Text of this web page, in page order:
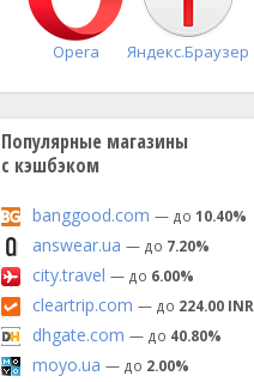
Opera Яндекс.Браузер
Популярные магазины
с кэшбэком
banggood.com — до 10.40%
answear.ua — до 7.20%
city.travel — до 6.00%
cleartrip.com — до 224.00 INR
dhgate.com — до 40.80%
moyo.ua — до 2.00%